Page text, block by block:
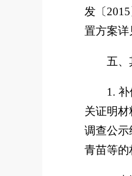
发〔 2015
置方案详
五、
1. 补
关证明材
调查公
青苗等的